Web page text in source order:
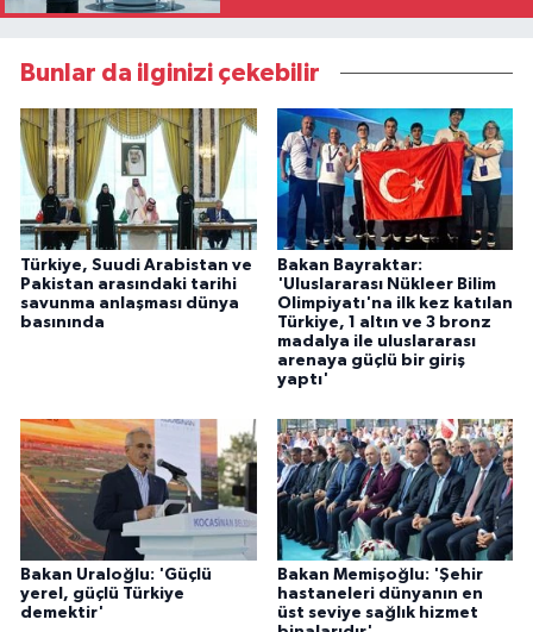
Bunlar da ilginizi çekebilir
Türkiye, Suudi Arabistan ve
Pakistan arasındaki tarihi
savunma anlaşması dünya
basınında
Bakan Bayraktar:
'Uluslararası Nükleer Bilim
Olimpiyatı'na ilk kez katılan
Türkiye, 1 altın ve 3 bronz
madalya ile uluslararası
arenaya güçlü bir giriş
yaptı'
Bakan Uraloğlu: 'Güçlü
yerel, güçlü Türkiye
demektir'
Bakan Memişoğlu: 'Şehir
hastaneleri dünyanın en
üst seviye sağlık hizmet